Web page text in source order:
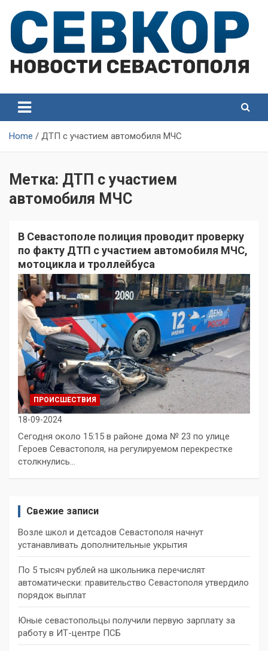
content
Севастополя
Севастополя
Home ДТП с участием автомобиля МЧС
Метка: ДТП с участием
автомобиля МЧС
В Севастополе полиция проводит проверку
по факту ДТП с участием автомобиля МЧС,
мотоцикла и троллейбуса
ПРОИСШЕСТВИЯ
18-09-2024
Сегодня около 15:15 в районе дома № 23 по улице
Героев Севастополя, на регулируемом перекрестке
столкнулись…
Свежие записи
Возле школ и детсадов Севастополя начнут
устанавливать дополнительные укрытия
По 5 тысяч рублей на школьника перечислят
автоматически: правительство Севастополя утвердило
порядок выплат
Юные севастопольцы получили первую зарплату за
работу в ИТ-центре ПСБ